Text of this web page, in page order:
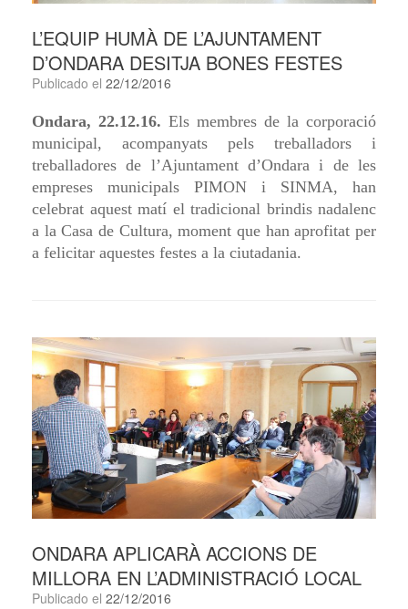
L’EQUIP HUMÀ DE L’AJUNTAMENT
D’ONDARA DESITJA BONES FESTES
Publicado el 22/12/2016
Ondara, 22.12.16. Els membres de la corporació
municipal, acompanyats pels treballadors i
treballadores de l’Ajuntament d’Ondara i de les
empreses municipals PIMON i SINMA, han
celebrat aquestmatí el tradicional brindis nadalenc
a la Casa de Cultura, moment que han aprofitat per
a felicitar aquestes festes a la ciutadania.
ONDARA APLICARÀ ACCIONS DE
MILLORA EN L’ADMINISTRACIÓ LOCAL
Publicado el 22/12/2016